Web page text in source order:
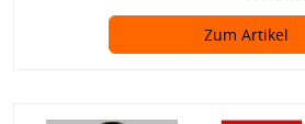
Zum Artikel